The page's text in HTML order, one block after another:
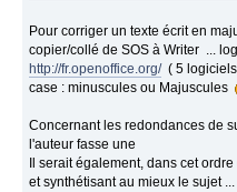
Pour corriger un texte écrit en
copier/collé de SOS à Writer ...
http://fr.openoffice.org/( 5 logiciels
case : minuscules ou Majuscules
Concernant les redondances de
l'auteur fasse une
Il serait également, dans cet
et synthétisant au mieux le sujet